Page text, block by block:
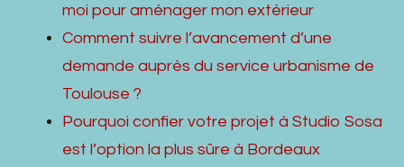
moi pour aménager mon extérieur
Comment suivre l’avancement d’une
demande auprès du service urbanisme de
Toulouse ?
Pourquoi confier votre projet à Studio Sosa
est l’option la plus sûre à Bordeaux